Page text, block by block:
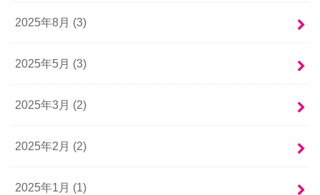
2025年8月 (3)
2025年5月 (3)
2025年3月 (2)
2025年2月 (2)
2025年1月 (1)